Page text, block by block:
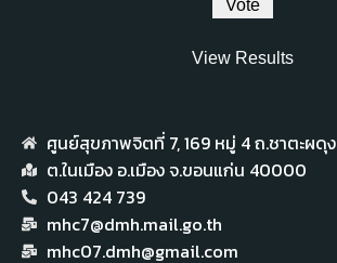
View Results
ศูนย์สุขภาพจิตที่ 7,​ 169 หมู่ 4 ถ.ชาตะผดุง
ต.ในเมือง อ.เมือง จ.ขอนแก่น 40000
043 424 739
mhc7@dmh.mail.go.th
mhc07.dmh@gmail.com